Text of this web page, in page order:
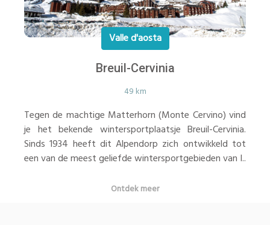
Valle d'aosta
Breuil-Cervinia
49 km
Tegen de machtige Matterhorn (Monte Cervino) vind
je het bekende wintersportplaatsje Breuil-Cervinia.
Sinds 1934 heeft dit Alpendorp zich ontwikkeld tot
een van de meest geliefde wintersportgebieden van I..
Ontdek meer